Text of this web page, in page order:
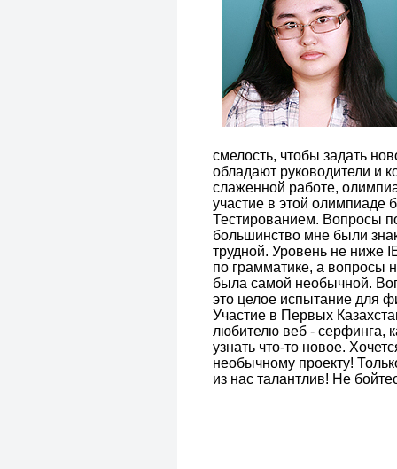
смелость, чтобы задать
обладают руководители и
слаженной работе,
участие в этой
Тестированием. Вопросы
большинство мне были
трудной. Уровень не ниже
по грамматике, а вопросы
была самой необычной.
это целое испытание для
Участие в Первых
любителю веб - серфинга,
узнать что-то новое.
необычному проекту!
из нас талантлив! Не